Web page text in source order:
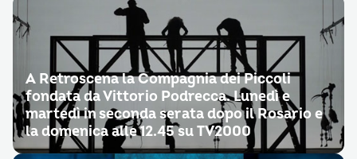
A Retroscena la Compagnia dei Piccoli
fondata da Vittorio Podrecca. Lunedì e
martedì in seconda serata dopo il Rosario e
la domenica alle 12.45 su TV2000